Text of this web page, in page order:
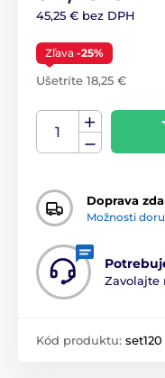
45,25 € bez DPH
Zľava -25%
Ušetríte 18,25 €
Doprava
Možnosti
Zavolajte
Kód produktu: set120